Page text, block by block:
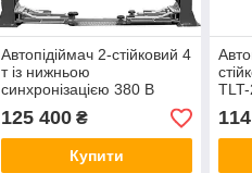
Автопідіймач 2-стійковий 4
т із нижньою
синхронізацією 380 В
LAUNCH VAG TLTW-
240SBA-380
125 400₴
Купити